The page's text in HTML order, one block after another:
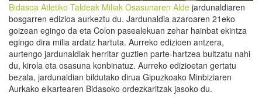
Bidasoa Atletiko Taldeak Miliak Osasunaren Alde jardunaldiaren
bosgarren edizioa aurkeztu du. Jardunaldia azaroaren 21eko
goizean egingo da eta Colon pasealekuan zehar hainbat ekintza
egingo dira milia ardatz hartuta. Aurreko edizioen antzera,
aurtengo jardunaldiak herritar guztien parte-hartzea bultzatu nahi
du, kirola eta osasuna konbinatuz. Aurreko edizioetan gertatu
bezala, jardunaldian bildutako dirua Gipuzkoako Minbiziaren
Aurkako elkartearen Bidasoko ordezkaritzak jasoko du.